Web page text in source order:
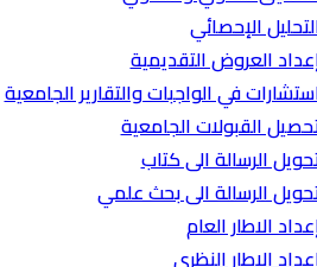
الإحصائي
العروض التقديمية
في الواجبات والتقارير الجامعية
القبولات الجامعية
الرسالة الى كتاب
الرسالة الى بحث علمي
الاطار العام
الاطار النظري